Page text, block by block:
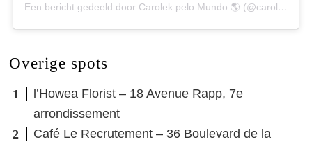
Een bericht gedeeld door Carolek pelo Mundo 🌎 (@carolbertodo)
Overige spots
l’Howea Florist – 18 Avenue Rapp, 7e
arrondissement
Café Le Recrutement – 36 Boulevard de la